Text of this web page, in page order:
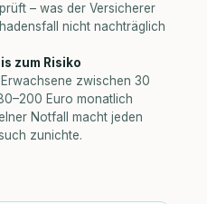
– was der Versicherer
nicht nachträglich
zum Risiko
Erwachsene zwischen 30
Euro monatlich
Notfall macht jeden
zunichte.